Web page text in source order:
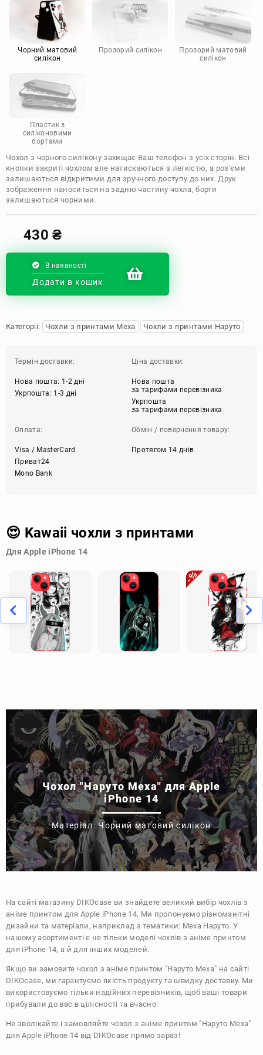
Motorola
Чорний матовий
силікон
Прозорий силікон
Прозорий матовий
силікон
Пластик з
силіконовими
бортами
Чохол з чорного силікону захищає Ваш телефон з усіх сторін. Всі
кнопки закриті чохлом але натискаються з легкістю, а роз'єми
залишаються відкритими для зручного доступу до них. Друк
зображення наноситься на задню частину чохла, борти
залишаються чорними.
430₴
В наявності
Додати в кошик
Категорії: Чохли з принтами Меха Чохли з принтами Наруто
Термін доставки:
Нова пошта: 1-2 дні
Укрпошта: 1-3 дні
Ціна доставки:
Нова пошта
за тарифами перевізника
Укрпошта
за тарифами перевізника
Оплата:
Visa / MasterCard
Приват24
Mono Bank
Обмін / повернення товару:
Протягом 14 днів
😍 Kawaii чохли з принтами
Для Apple iPhone 14
Чохол "Наруто Меха" для Apple
iPhone 14
Матеріал: Чорний матовий силікон
На сайті магазину DIKOcase ви знайдете великий вибір чохлів з
аніме принтом для Apple iPhone 14. Ми пропонуємо різноманітні
дизайни та матеріали, наприклад з тематики: Меха Наруто. У
нашому асортименті є не тільки моделі чохлів з аніме принтом
для iPhone 14, а й для інших моделей.
Якщо ви замовите чохол з аніме принтом "Наруто Меха" на сайті
DIKOcase, ми гарантуємо якість продукту та швидку доставку. Ми
використовуємо тільки надійних перевізників, щоб ваші товари
прибували до вас в цілісності та вчасно.
Не зволікайте і замовляйте чохол з аніме принтом "Наруто Меха"
для Apple iPhone 14 від DIKOcase прямо зараз!